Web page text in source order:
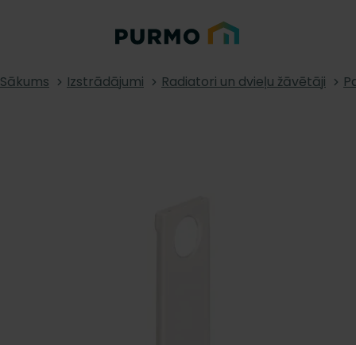
Sākums Izstrādājumi Radiatori un dvieļu žāvētāji